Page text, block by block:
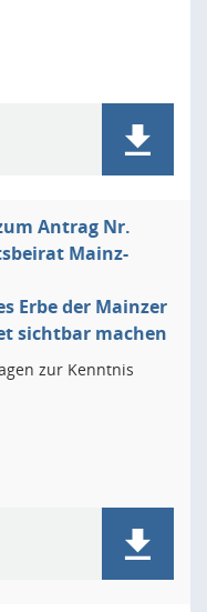
Antrag Nr.
Mainz-
Erbe der Mainzer
sichtbar machen
zur Kenntnis